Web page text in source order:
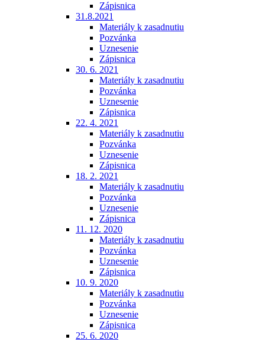
Zápisnica
31.8.2021
Materiály k zasadnutiu
Pozvánka
Uznesenie
Zápisnica
30. 6. 2021
Materiály k zasadnutiu
Pozvánka
Uznesenie
Zápisnica
22. 4. 2021
Materiály k zasadnutiu
Pozvánka
Uznesenie
Zápisnica
18. 2. 2021
Materiály k zasadnutiu
Pozvánka
Uznesenie
Zápisnica
11. 12. 2020
Materiály k zasadnutiu
Pozvánka
Uznesenie
Zápisnica
10. 9. 2020
Materiály k zasadnutiu
Pozvánka
Uznesenie
Zápisnica
25. 6. 2020